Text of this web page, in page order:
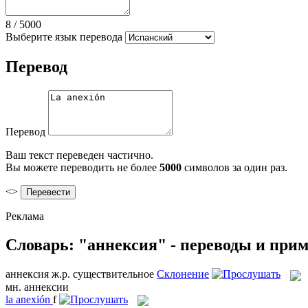
8 / 5000
Выберите язык перевода
Перевод
Перевод
Ваш текст переведен частично.
Вы можете переводить не более 5000 символов за один раз.
<>
Реклама
Словарь: "аннексия" - переводы и
аннексия ж.р. существительное Склонение
мн. аннексии
la anexión f